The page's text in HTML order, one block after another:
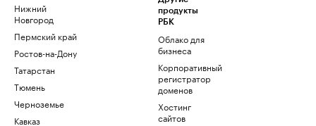
Нижний
Новгород
Пермский край
Ростов-на-Дону
Татарстан
Тюмень
Черноземье
Кавказ
продукты
РБК
Облако для
бизнеса
Корпоративный
регистратор
доменов
Хостинг
сайтов